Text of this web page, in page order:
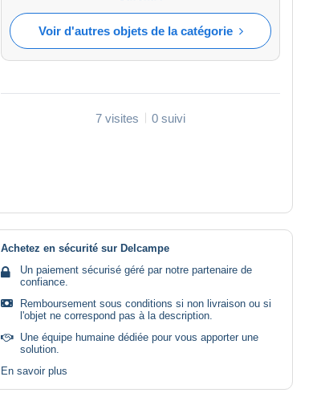
Voir d'autres objets de la catégorie
7 visites 0 suivi
Achetez en sécurité sur Delcampe
Un paiement sécurisé géré par notre partenaire de
confiance.
Remboursement sous conditions si non livraison ou si
l'objet ne correspond pas à la description.
Une équipe humaine dédiée pour vous apporter une
solution.
En savoir plus